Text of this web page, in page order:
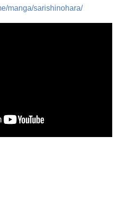
manga/sarishinohara/